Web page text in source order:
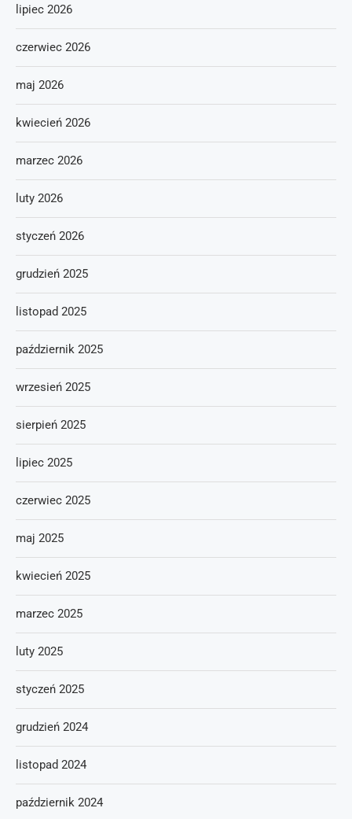
lipiec 2026
czerwiec 2026
maj 2026
kwiecień 2026
marzec 2026
luty 2026
styczeń 2026
grudzień 2025
listopad 2025
październik 2025
wrzesień 2025
sierpień 2025
lipiec 2025
czerwiec 2025
maj 2025
kwiecień 2025
marzec 2025
luty 2025
styczeń 2025
grudzień 2024
listopad 2024
październik 2024